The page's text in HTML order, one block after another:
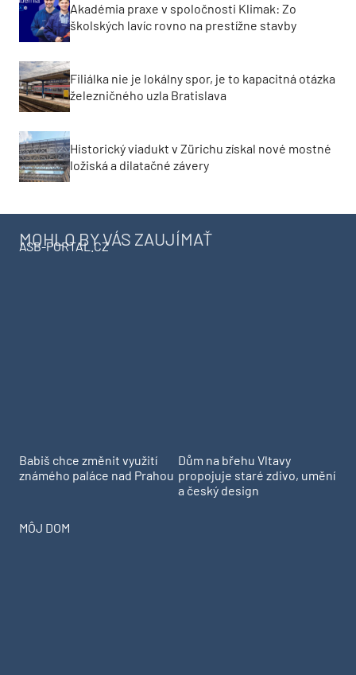
Akadémia praxe v spoločnosti Klimak: Zo
školských lavíc rovno na prestížne stavby
Filiálka nie je lokálny spor, je to kapacitná otázka
železničného uzla Bratislava
Historický viadukt v Zürichu získal nové mostné
ložiská a dilatačné závery
MOHLO BY VÁS ZAUJÍMAŤ
ASB-PORTAL.CZ
Babiš chce změnit využití
známého paláce nad Prahou
Dům na břehu Vltavy
propojuje staré zdivo, umění
a český design
MÔJ DOM